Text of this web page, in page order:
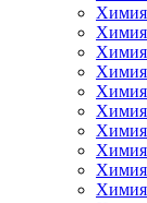
Химия
Химия
Химия
Химия
Химия
Химия
Химия
Химия
Химия
Химия